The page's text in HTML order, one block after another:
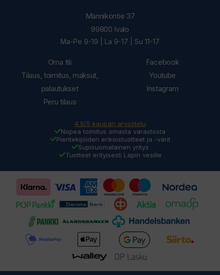
Oma tili
Tilaus, toimitus, maksut,
palautukset
Peru tilaus
Männiköntie 37
99800 Ivalo
Ma-Pe 9-19 | La 9-17 | Su 11-17
Facebook
Youtube
Instagram
4.9/5 kaupan arvostelu
Nopea toimitus omasta varastosta
Pientekijöiden erikoistuotteet ja -värit
Supisuomalainen yritys
Tuotteet erityisesti Lapin vesille